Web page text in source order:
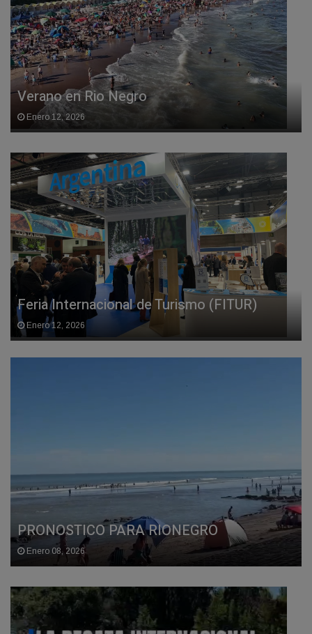
Verano en Rio Negro
Enero 12, 2026
Feria Internacional de Turismo (FITUR)
Enero 12, 2026
PRONOSTICO PARA RIONEGRO
Enero 08, 2026